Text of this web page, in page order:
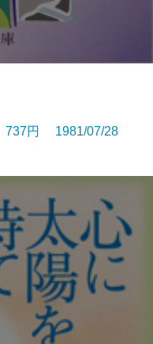
円 1981/07/28